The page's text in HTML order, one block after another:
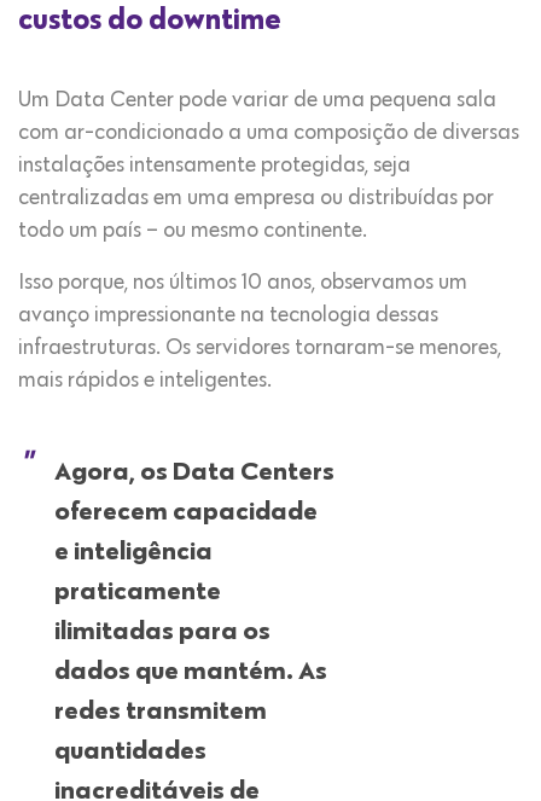
custos do downtime
Um Data Center pode variar de uma pequena sala
com ar-condicionado a uma composição de diversas
instalações intensamente protegidas, seja
centralizadas em uma empresa ou distribuídas por
todo um país – ou mesmo continente.
Isso porque, nos últimos 10 anos, observamos um
avanço impressionante na tecnologia dessas
infraestruturas. Os servidores tornaram-se menores,
mais rápidos e inteligentes.
Agora, os Data Centers
oferecem capacidade
e inteligência
praticamente
ilimitadas para os
dados que mantém. As
redes transmitem
quantidades
inacreditáveis ​​de